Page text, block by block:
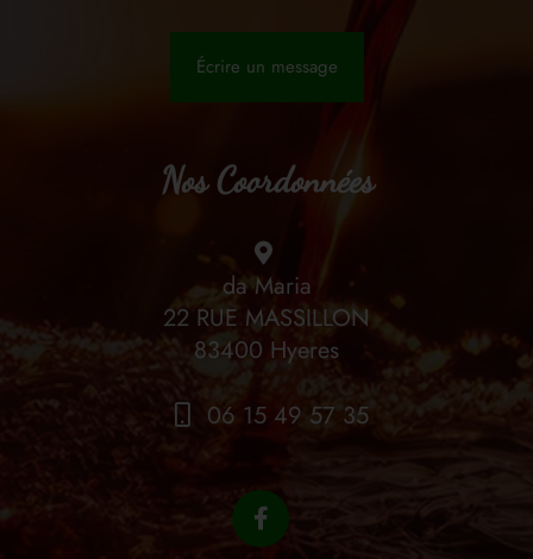
Écrire un message
Nos Coordonnées
da Maria
22 RUE MASSILLON
83400 Hyeres
06 15 49 57 35